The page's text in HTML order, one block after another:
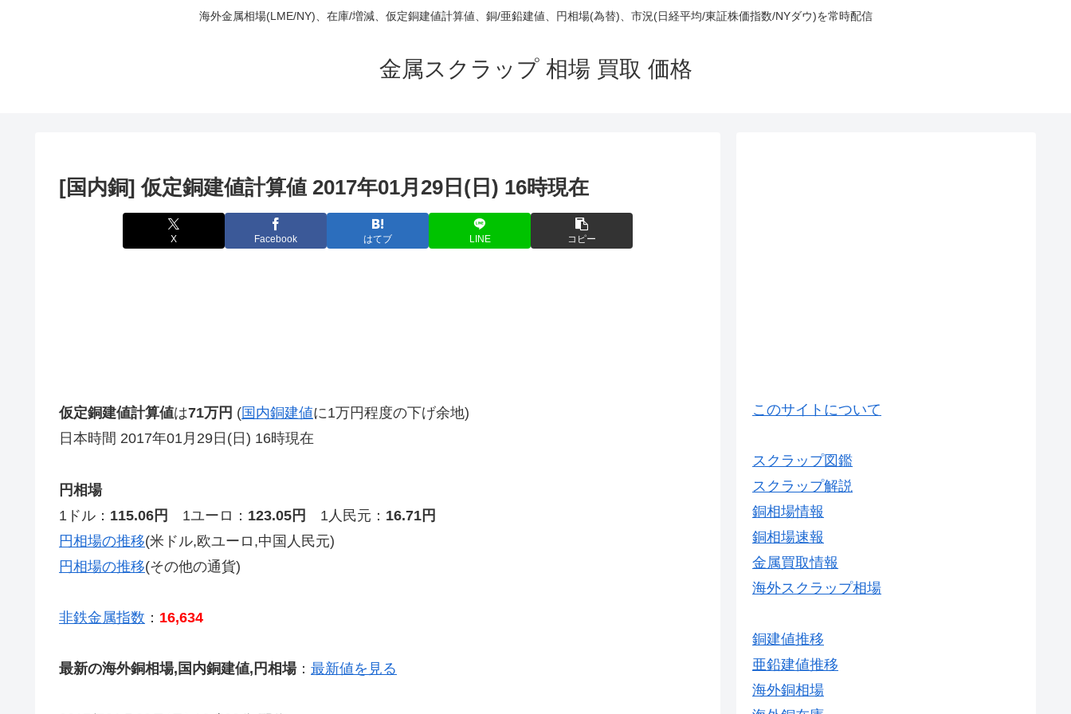
海外金属相場(LME/NY)、在庫/増減、仮定銅建値計算値、銅/亜鉛建値、円相場(為替)、市況(日経平均/東証株価指数/NYダウ)を常時配信
金属スクラップ 相場 買取 価格
[国内銅] 仮定銅建値計算値 2017年01月29日(日) 16時現在
X Facebook はてブ LINE コピー
仮定銅建値計算値は71万円 (国内銅建値に1万円程度の下げ余地)
日本時間 2017年01月29日(日) 16時現在
円相場
1ドル： 115.06円 1ユーロ： 123.05円 1人民元： 16.71円
円相場の推移(米ドル,欧ユーロ,中国人民元)
円相場の推移(その他の通貨)
非鉄金属指数 ： 16,634
最新の海外銅相場,国内銅建値,円相場： 最新値を見る
このサイトについて
スクラップ図鑑
スクラップ解説
銅相場情報
銅相場速報
金属買取情報
海外スクラップ相場
銅建値推移
亜鉛建値推移
海外銅相場